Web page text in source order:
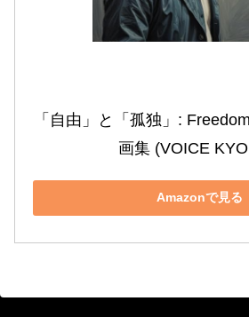
「自由」と「孤独」:
画集 (VOICE
Amazonで見る